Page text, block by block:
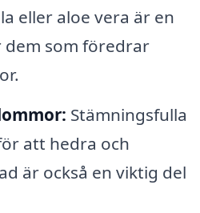
eller aloe vera är en
som föredrar
Stämningsfulla
att hedra och
är också en viktig del